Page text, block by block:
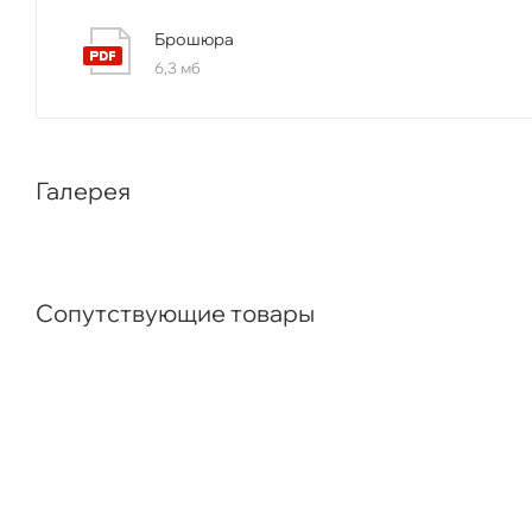
Брошюра
6,3 мб
Галерея
Сопутствующие товары